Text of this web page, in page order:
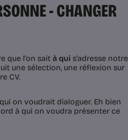
- CHANGER
que l’on sait à qui s’adresse notre
une sélection, une réflexion sur
CV.
on voudrait dialoguer. Eh bien
à qui on voudra présenter ce